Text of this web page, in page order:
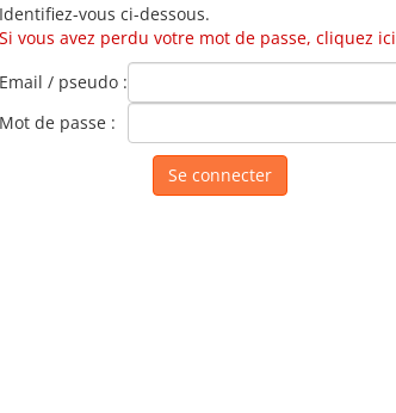
Identifiez-vous ci-dessous.
Si vous avez perdu votre mot de passe, cliquez ici
Email / pseudo :
Mot de passe :